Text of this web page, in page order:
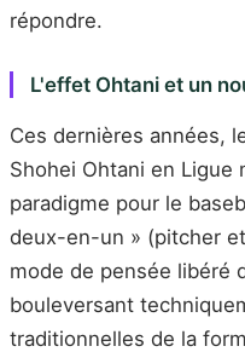
répondre.
L'effet Ohtani et un
Ces dernières années,
Shohei Ohtani en Ligue
paradigme pour le
deux-en-un » (pitcher
mode de pensée libéré
bouleversant
traditionnelles de la